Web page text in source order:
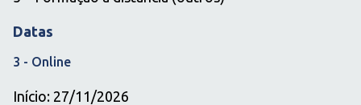
Datas
3 - Online
Início: 27/11/2026